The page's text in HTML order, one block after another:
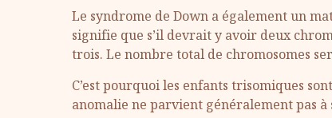
Le syndrome de Down a également un
signifie que s’il devrait y avoir deux
trois. Le nombre total de chromosomes
C’est pourquoi les enfants trisomiques
anomalie ne parvient généralement pas